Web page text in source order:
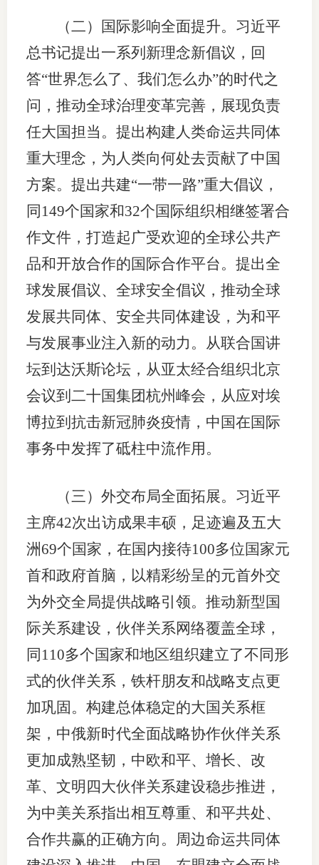
（二）国际影响全面提升。习近平
总书记提出一系列新理念新倡议，回
答“世界怎么了、我们怎么办”的时代之
问，推动全球治理变革完善，展现负责
任大国担当。提出构建人类命运共同体
重大理念，为人类向何处去贡献了中国
方案。提出共建“一带一路”重大倡议，
同149个国家和32个国际组织相继签署合
作文件，打造起广受欢迎的全球公共产
品和开放合作的国际合作平台。提出全
球发展倡议、全球安全倡议，推动全球
发展共同体、安全共同体建设，为和平
与发展事业注入新的动力。从联合国讲
坛到达沃斯论坛，从亚太经合组织北京
会议到二十国集团杭州峰会，从应对埃
博拉到抗击新冠肺炎疫情，中国在国际
事务中发挥了砥柱中流作用。
（三）外交布局全面拓展。习近平
主席42次出访成果丰硕，足迹遍及五大
洲69个国家，在国内接待100多位国家元
首和政府首脑，以精彩纷呈的元首外交
为外交全局提供战略引领。推动新型国
际关系建设，伙伴关系网络覆盖全球，
同110多个国家和地区组织建立了不同形
式的伙伴关系，铁杆朋友和战略支点更
加巩固。构建总体稳定的大国关系框
架，中俄新时代全面战略协作伙伴关系
更加成熟坚韧，中欧和平、增长、改
革、文明四大伙伴关系建设稳步推进，
为中美关系指出相互尊重、和平共处、
合作共赢的正确方向。周边命运共同体